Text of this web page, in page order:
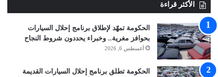
الأكثر قراءة
الحكومة تمهّد لإطلاق برنامج إحلال السيارات
بحوافز مغرية.. وخبراء يحددون شروط النجاح
أغسطس 6, 2026
الحكومة تطلق برنامج إحلال السيارات القديمة